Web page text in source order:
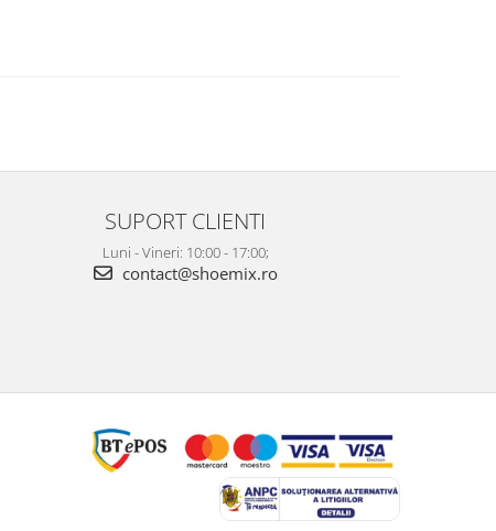
SUPORT CLIENTI
Luni - Vineri: 10:00 - 17:00;
contact@shoemix.ro